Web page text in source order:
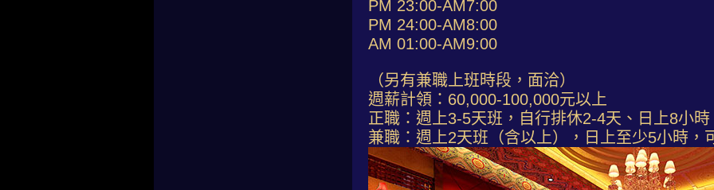
PM 23:00-AM7:00
PM 24:00-AM8:00
AM 01:00-AM9:00
（另有兼職上班時段，面洽）
週薪計領：60,000-100,000元以上
正職：週上3-5天班，自行排休2-4天、日上8小時
兼職：週上2天班（含以上），日上至少5小時，